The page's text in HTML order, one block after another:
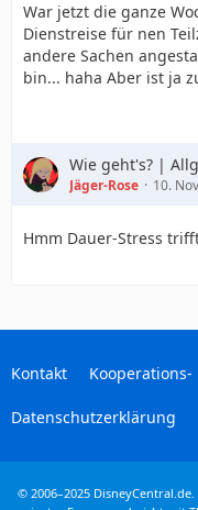
War jetzt die ganze
Dienstreise für nen
andere Sachen
bin... haha Aber ist ja
Wie geht's? |
Jäger-Rose 10.
Hmm Dauer-Stress
Kontakt
Datenschutzerklärung
© 2006–2025